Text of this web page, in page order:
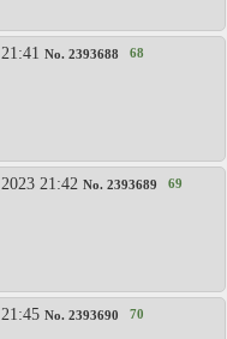
No. 2393688 68
21:42 No. 2393689 69
No. 2393690 70